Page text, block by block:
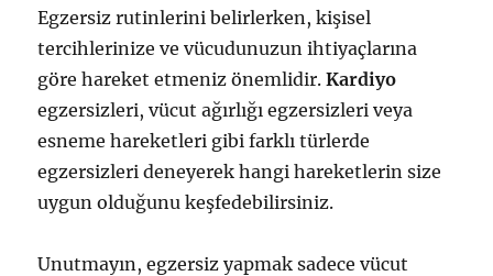
Egzersiz rutinlerini belirlerken, kişisel
tercihlerinize ve vücudunuzun ihtiyaçlarına
göre hareket etmeniz önemlidir.Kardiyo
egzersizleri, vücut ağırlığı egzersizleri veya
esneme hareketleri gibi farklı türlerde
egzersizleri deneyerek hangi hareketlerin size
uygun olduğunu keşfedebilirsiniz.
Unutmayın, egzersiz yapmak sadece vücut